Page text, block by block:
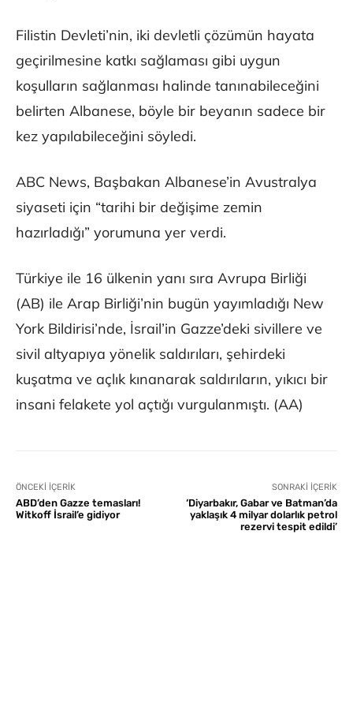
Filistin Devleti’nin, iki devletli çözümün hayata
geçirilmesine katkı sağlaması gibi uygun
koşulların sağlanması halinde tanınabileceğini
belirten Albanese, böyle bir beyanın sadece bir
kez yapılabileceğini söyledi.
ABC News, Başbakan Albanese’in Avustralya
siyaseti için “tarihi bir değişime zemin
hazırladığı” yorumuna yer verdi.
Türkiye ile 16 ülkenin yanı sıra Avrupa Birliği
(AB) ile Arap Birliği’nin bugün yayımladığı New
York Bildirisi’nde, İsrail’in Gazze’deki sivillere ve
sivil altyapıya yönelik saldırıları, şehirdeki
kuşatma ve açlık kınanarak saldırıların, yıkıcı bir
insani felakete yol açtığı vurgulanmıştı. (AA)
ÖNCEKI İÇERIK
ABD’den Gazze temasları!
Witkoff İsrail’e gidiyor
SONRAKI İÇERIK
‘Diyarbakır, Gabar ve Batman’da
yaklaşık 4 milyar dolarlık petrol
rezervi tespit edildi’